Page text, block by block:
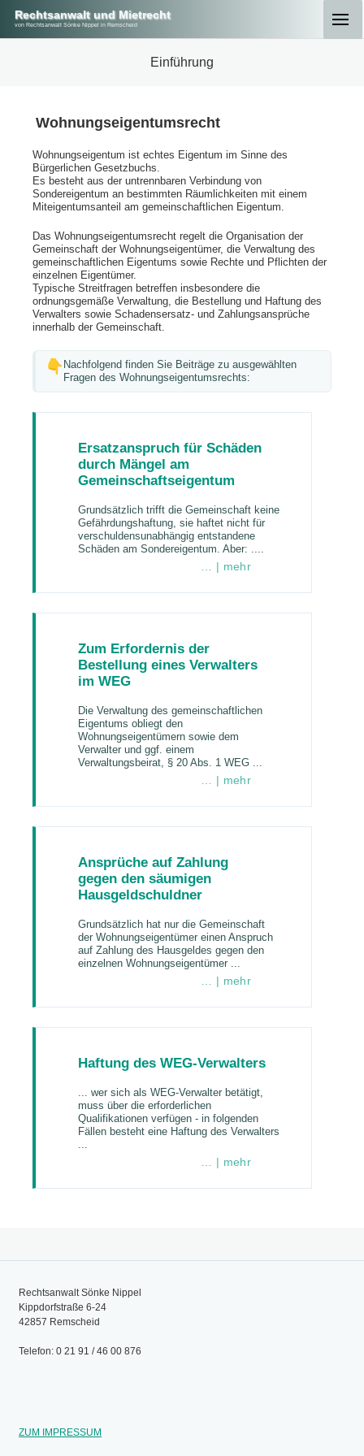
Rechtsanwalt und Mietrecht
von Rechtsanwalt Sönke Nippel in Remscheid
Einführung
Wohnungseigentumsrecht
Wohnungseigentum ist echtes Eigentum im Sinne des
Bürgerlichen Gesetzbuchs.
Es besteht aus der untrennbaren Verbindung von
Sondereigentum an bestimmten Räumlichkeiten mit einem
Miteigentumsanteil am gemeinschaftlichen Eigentum.
Das Wohnungseigentumsrecht regelt die Organisation der
Gemeinschaft der Wohnungseigentümer, die Verwaltung des
gemeinschaftlichen Eigentums sowie Rechte und Pflichten der
einzelnen Eigentümer.
Typische Streitfragen betreffen insbesondere die
ordnungsgemäße Verwaltung, die Bestellung und Haftung des
Verwalters sowie Schadensersatz- und Zahlungsansprüche
innerhalb der Gemeinschaft.
Nachfolgend finden Sie Beiträge zu ausgewählten
Fragen des Wohnungseigentumsrechts:
Ersatzanspruch für Schäden
durch Mängel am
Gemeinschaftseigentum
Grundsätzlich trifft die Gemeinschaft keine
Gefährdungshaftung, sie haftet nicht für
verschuldensunabhängig entstandene
Schäden am Sondereigentum. Aber: ....
… | mehr
Zum Erfordernis der
Bestellung eines Verwalters
im WEG
Die Verwaltung des gemeinschaftlichen
Eigentums obliegt den
Wohnungseigentümern sowie dem
Verwalter und ggf. einem
Verwaltungsbeirat, § 20 Abs. 1 WEG ...
… | mehr
Ansprüche auf Zahlung
gegen den säumigen
Hausgeldschuldner
Grundsätzlich hat nur die Gemeinschaft
der Wohnungseigentümer einen Anspruch
auf Zahlung des Hausgeldes gegen den
einzelnen Wohnungseigentümer ...
… | mehr
Haftung des WEG-Verwalters
... wer sich als WEG-Verwalter betätigt,
muss über die erforderlichen
Qualifikationen verfügen - in folgenden
Fällen besteht eine Haftung des Verwalters
… | mehr
Rechtsanwalt Sönke Nippel
Kippdorfstraße 6-24
42857 Remscheid
Telefon: 0 21 91 / 46 00 876
ZUM IMPRESSUM